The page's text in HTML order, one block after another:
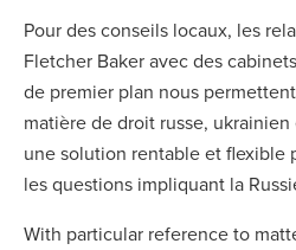
Pour des conseils locaux, les
Fletcher Baker avec des
de premier plan nous
matière de droit russe,
une solution rentable et flexible
les questions impliquant la
With particular reference to